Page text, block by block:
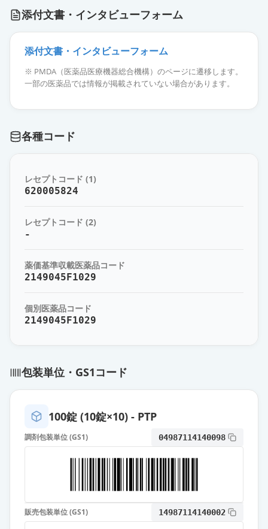
薬価 10.80 円
エプレレノン錠50mg「杏林」
薬価 35.00 円
セララ錠50mg
セララ錠100mg
添付文書・インタビューフォーム
添付文書・インタビューフォーム
※ PMDA（医薬品医療機器総合機構）のページに遷移します。
一部の医薬品では情報が掲載されていない場合があります。
各種コード
レセプトコード (1)
620005824
レセプトコード (2)
-
薬価基準収載医薬品コード
2149045F1029
個別医薬品コード
2149045F1029
包装単位・GS1コード
100錠 (10錠×10) - PTP
調剤包装単位 (GS1) 04987114140098
販売包装単位 (GS1) 14987114140002